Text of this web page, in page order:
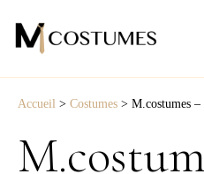
Accueil > Costumes > M.costumes